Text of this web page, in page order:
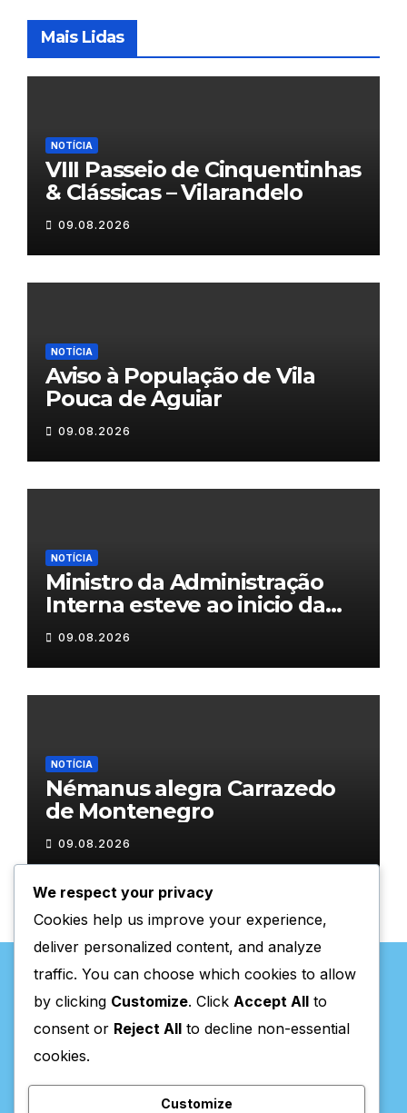
Mais Lidas
NOTÍCIA
VIII Passeio de Cinquentinhas
& Clássicas – Vilarandelo
09.08.2026
NOTÍCIA
Aviso à População de Vila
Pouca de Aguiar
09.08.2026
NOTÍCIA
Ministro da Administração
Interna esteve ao inicio da
tarde em Valpaços
09.08.2026
NOTÍCIA
Némanus alegra Carrazedo
de Montenegro
09.08.2026
Valpaços Online
We respect your privacy
Cookies help us improve your experience,
deliver personalized content, and analyze
traffic. You can choose which cookies to allow
by clicking Customize. Click Accept All to
consent or Reject All to decline non-essential
cookies.
Customize